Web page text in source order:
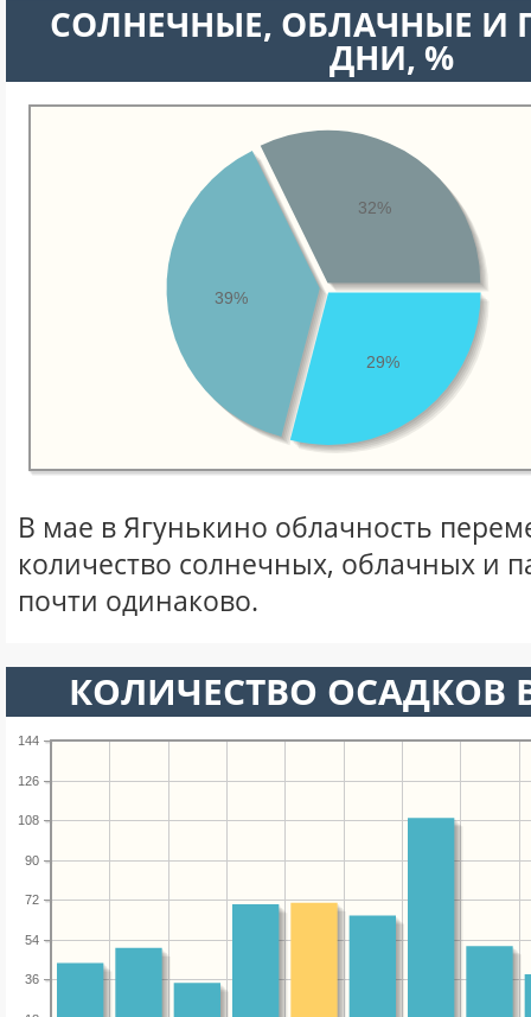
CОЛНЕЧНЫЕ, ОБЛАЧНЫЕ И
ДНИ, %
29%
39%
32%
В мае в Ягунькино облачность
количество солнечных, облачных и
почти одинаково.
КОЛИЧЕСТВО ОСАДКОВ
36
54
72
90
108
126
144